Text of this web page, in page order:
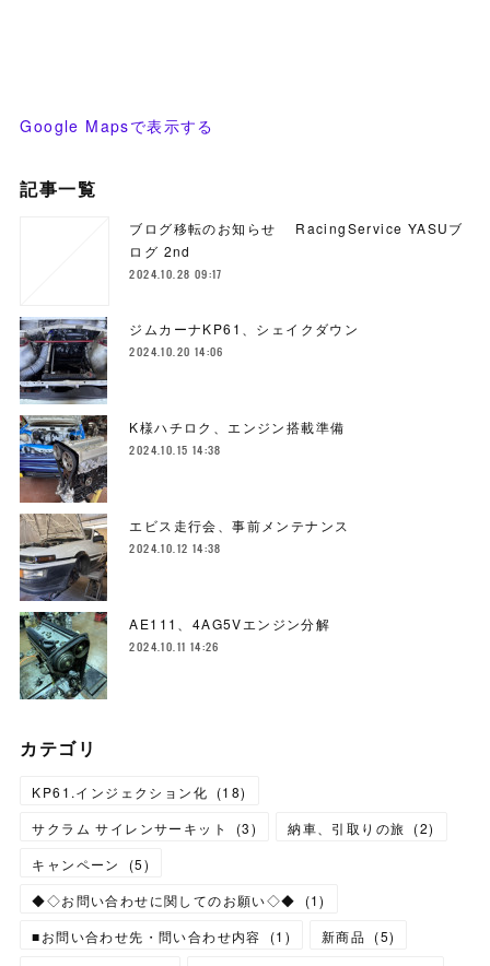
Google Mapsで表示する
記事一覧
ブログ移転のお知らせ RacingService YASUブ
ログ 2nd
2024.10.28 09:17
ジムカーナKP61、シェイクダウン
2024.10.20 14:06
K様ハチロク、エンジン搭載準備
2024.10.15 14:38
エビス走行会、事前メンテナンス
2024.10.12 14:38
AE111、4AG5Vエンジン分解
2024.10.11 14:26
カテゴリ
KP61.インジェクション化 (18)
サクラム サイレンサーキット
(3) 納車、引取りの旅 (2)
キャンペーン
(5)
◆◇お問い合わせに関してのお願い◇◆
(1)
■お問い合わせ先・問い合わせ内容
(1 ) 新商品 (5)